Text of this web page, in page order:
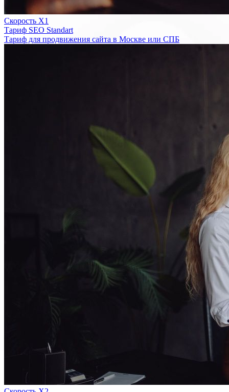
Скорость Х1
Тариф SEO Standart
Тариф для продвижения сайта в Москве или СПБ